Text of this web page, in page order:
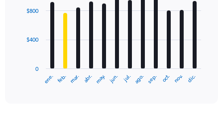
with
The
ene. feb. mar. abr. may. jun. jul. ago. sep. oct. nov. dic.
0
$400
$800